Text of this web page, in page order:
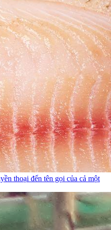
thoại đến tên gọi của cả một